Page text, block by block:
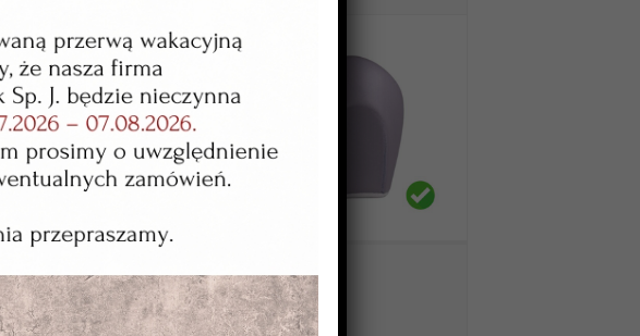
WT-33606
burgundowe ciemne
WT-33607
fioletowe